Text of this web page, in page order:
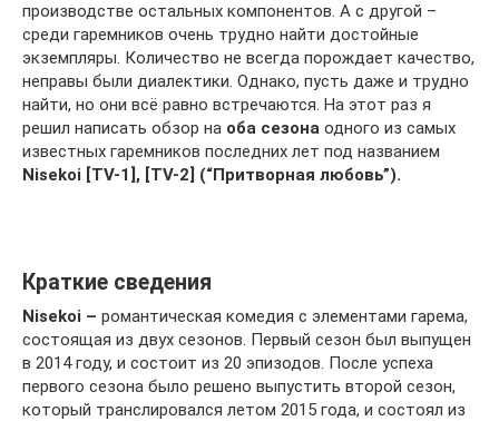
производстве остальных компонентов. А с другой –
среди гаремников очень трудно найти достойные
экземпляры. Количество не всегда порождает качество,
неправы были диалектики. Однако, пусть даже и трудно
найти, но они всё равно встречаются. На этот раз я
решил написать обзор на оба сезона одного из самых
известных гаремников последних лет под названием
Nisekoi [TV-1], [TV-2] (“Притворная любовь”).
Краткие сведения
Nisekoi – романтическая комедия с элементами гарема,
состоящая из двух сезонов. Первый сезон был выпущен
в 2014 году, и состоит из 20 эпизодов. После успеха
первого сезона было решено выпустить второй сезон,
который транслировался летом 2015 года, и состоял из